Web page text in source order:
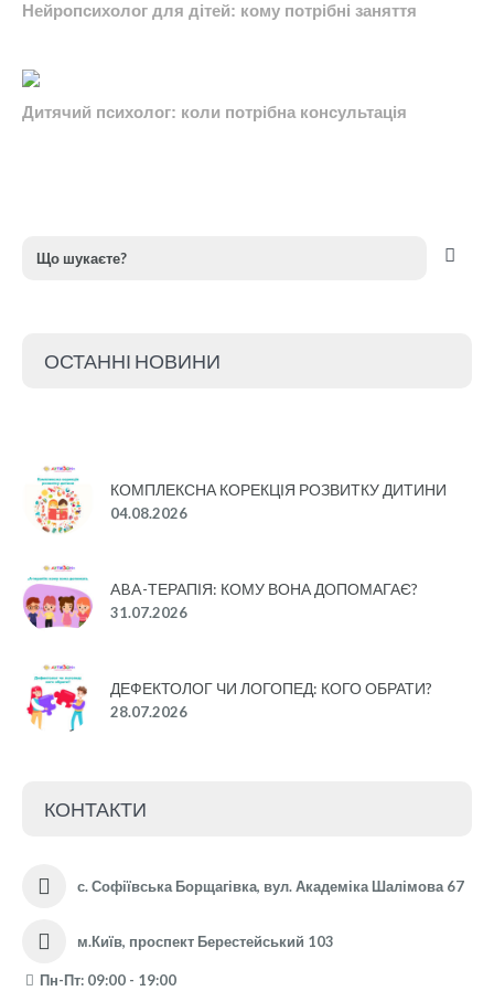
Нейропсихолог для дітей: кому потрібні заняття
Дитячий психолог: коли потрібна консультація
ОСТАННІ НОВИНИ
КОМПЛЕКСНА КОРЕКЦІЯ РОЗВИТКУ ДИТИНИ
04.08.2026
ABA-ТЕРАПІЯ: КОМУ ВОНА ДОПОМАГАЄ?
31.07.2026
ДЕФЕКТОЛОГ ЧИ ЛОГОПЕД: КОГО ОБРАТИ?
28.07.2026
КОНТАКТИ
с. Софіївська Борщагівка, вул. Академіка Шалімова 67
м.Київ, проспект Берестейський 103
Пн-Пт: 09:00 - 19:00